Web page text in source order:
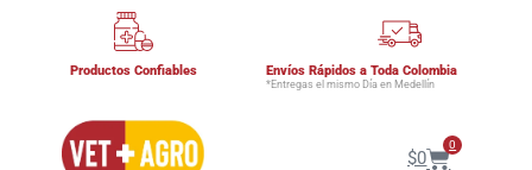
Productos Confiables Envíos Rápidos a Toda Colombia
*Entregas el mismo Día en Medellín
$0
0